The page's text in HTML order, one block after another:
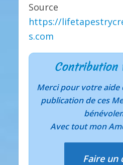
https://
s.com
Contribution
Merci pour votre aide
publication de ces
Avec tout mon
Faire un